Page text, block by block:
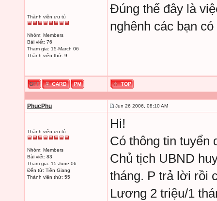
Thành viên ưu tú
Nhóm: Members
Bài viết: 76
Tham gia: 15-March 06
Thành viên thứ: 9
Đúng thế đây là
nghênh các bạn
PhucPhu Jun 26 2006, 08:10 AM
Thành viên ưu tú
Nhóm: Members
Bài viết: 83
Tham gia: 15-June 06
Đến từ: Tiền Giang
Thành viên thứ: 55
Hi!
Có thông tin tuyển
Chủ tịch UBND
tháng. P trả lời rồi
Lương 2 triệu/1